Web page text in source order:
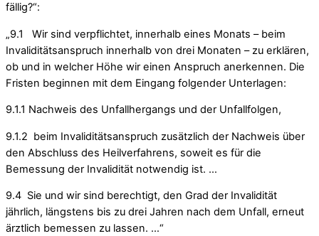
fällig?“:
„9.1 Wir sind verpflichtet, innerhalb eines Monats – beim
Invaliditätsanspruch innerhalb von drei Monaten – zu erklären,
ob und in welcher Höhe wir einen Anspruch anerkennen. Die
Fristen beginnen mit dem Eingang folgender Unterlagen:
9.1.1 Nachweis des Unfallhergangs und der Unfallfolgen,
9.1.2 beim Invaliditätsanspruch zusätzlich der Nachweis über
den Abschluss des Heilverfahrens, soweit es für die
Bemessung der Invalidität notwendig ist. …
9.4 Sie und wir sind berechtigt, den Grad der Invalidität
jährlich, längstens bis zu drei Jahren nach dem Unfall, erneut
ärztlich bemessen zu lassen. …“